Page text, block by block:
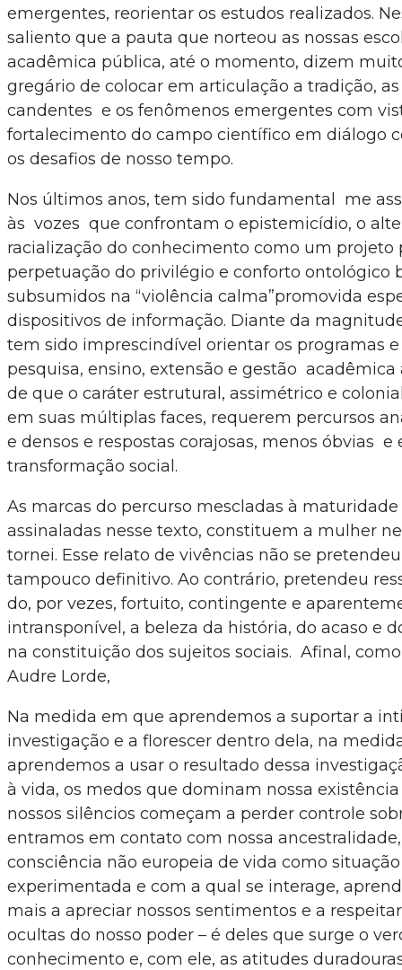
emergentes, reorientar os estudos realizados.
saliento que a pauta que norteou as nossas
acadêmica pública, até o momento, dizem
gregário de colocar em articulação a tradição,
candentes e os fenômenos emergentes com
fortalecimento do campo científico em diálogo
os desafios de nosso tempo.
Nos últimos anos, tem sido fundamental me
às vozes que confrontam o epistemicídio, o
racialização do conhecimento como um projeto
perpetuação do privilégio e conforto ontológico
subsumidos na “violência calma”promovida
dispositivos de informação. Diante da
tem sido imprescindível orientar os programas
pesquisa, ensino, extensão e gestão
de que o caráter estrutural, assimétrico e
em suas múltiplas faces, requerem percursos
e densos e respostas corajosas, menos óbvias e
transformação social.
As marcas do percurso mescladas à
assinaladas nesse texto, constituem a mulher
tornei. Esse relato de vivências não se
tampouco definitivo. Ao contrário, pretendeu
do, por vezes, fortuito, contingente e
intransponível, a beleza da história, do acaso e
na constituição dos sujeitos sociais. Afinal,
Audre Lorde,
Na medida em que aprendemos a suportar a
investigação e a florescer dentro dela, na
aprendemos a usar o resultado dessa
à vida, os medos que dominam nossa
nossos silêncios começam a perder controle
entramos em contato com nossa
consciência não europeia de vida como
experimentada e com a qual se interage,
mais a apreciar nossos sentimentos e a
ocultas do nosso poder – é deles que surge o
conhecimento e, com ele, as atitudes duradouras